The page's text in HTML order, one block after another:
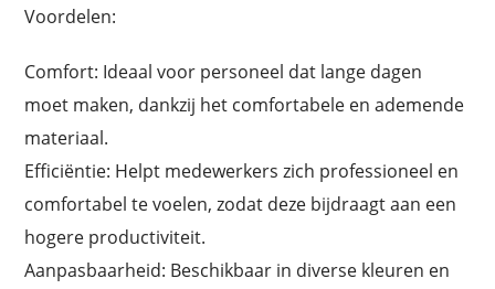
Voordelen:
Comfort: Ideaal voor personeel dat lange dagen
moet maken, dankzij het comfortabele en ademende
materiaal.
Efficiëntie: Helpt medewerkers zich professioneel en
comfortabel te voelen, zodat deze bijdraagt aan een
hogere productiviteit.
Aanpasbaarheid: Beschikbaar in diverse kleuren en